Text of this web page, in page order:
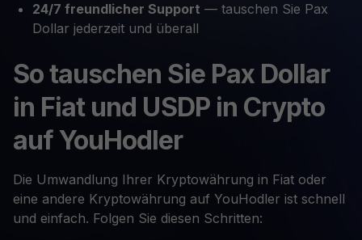
24/7 freundlicher Support — tauschen Sie Pax
Dollar jederzeit und überall
So tauschen Sie Pax Dollar
in Fiat und USDP in Crypto
auf YouHodler
Die Umwandlung Ihrer Kryptowährung in Fiat oder
eine andere Kryptowährung auf YouHodler ist schnell
und einfach. Folgen Sie diesen Schritten: